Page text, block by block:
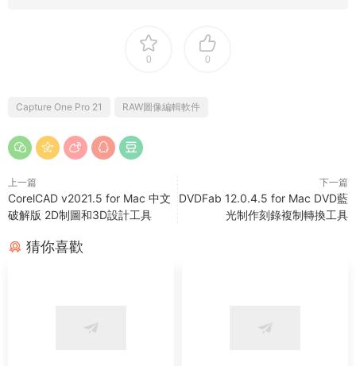
0 0
Capture One Pro 21 RAW圖像編輯軟件
上一篇
CorelCAD v2021.5 for Mac 中文
破解版 2D制圖和3D設計工具
下一篇
DVDFab 12.0.4.5 for Mac DVD藍
光制作刻錄複制轉換工具
猜你喜歡